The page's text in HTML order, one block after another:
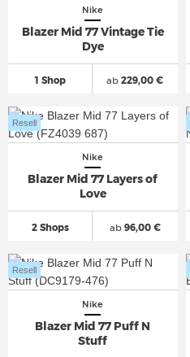
Nike
Blazer Mid 77 Vintage Tie
Dye
1 Shop ab 229,00 €
Nike
Blazer Mid 77 Layers of
Love
2 Shops
Resell
ab96,00 €
Nike
Blazer Mid 77 Puff N
Stuff
Resell